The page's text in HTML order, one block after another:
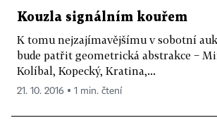
Kouzla signálním kouřem
K tomu nejzajímavějšímu v sobotní
bude patřit geometrická abstrakce −
Kolíbal, Kopecký, Kratina,...
21. 10. 2016 ▪ 1 min. čtení